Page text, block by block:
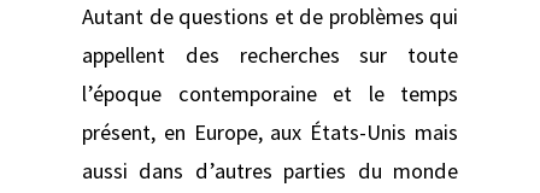
Autant de questions et de problèmes qui
appellent des recherches sur toute
l’époque contemporaine et le temps
présent, en Europe, aux États-Unis mais
aussi dans d’autres parties du monde